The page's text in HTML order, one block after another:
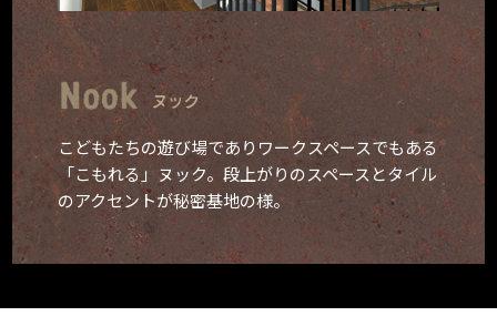
こどもたちの遊び場でありワークスペースでもある
「こもれる」ヌック。 段上がりのスペースとタイル
のアクセントが秘密基地の様。